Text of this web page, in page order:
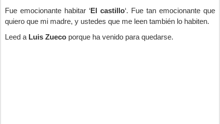
Fue emocionante habitar ‘El castillo‘. Fue tan emocionante que
quiero que mi madre, y ustedes que me leen también lo habiten.
Leed a Luis Zueco porque ha venido para quedarse.